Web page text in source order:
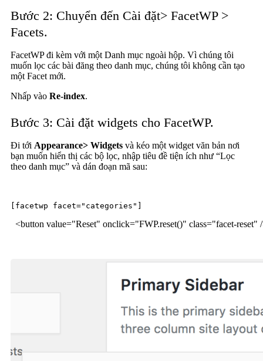
Bước 2: Chuyển đến Cài đặt> FacetWP >
Facets.
FacetWP đi kèm với một Danh mục ngoài hộp. Vì chúng tôi
muốn lọc các bài đăng theo danh mục, chúng tôi không cần tạo
một Facet mới.
Nhấp vào Re-index.
Bước 3: Cài đặt widgets cho FacetWP.
Đi tới Appearance> Widgets và kéo một widget văn bản nơi
bạn muốn hiển thị các bộ lọc, nhập tiêu đề tiện ích như “Lọc
theo danh mục” và dán đoạn mã sau:
[facetwp facet="categories"]
<button value="Reset" onclick="FWP.reset()" class="facet-reset"